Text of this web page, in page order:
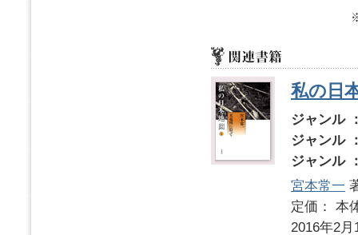
私の日
ジャンル
ジャンル
ジャンル
宮本常一
定価：
2016年2月